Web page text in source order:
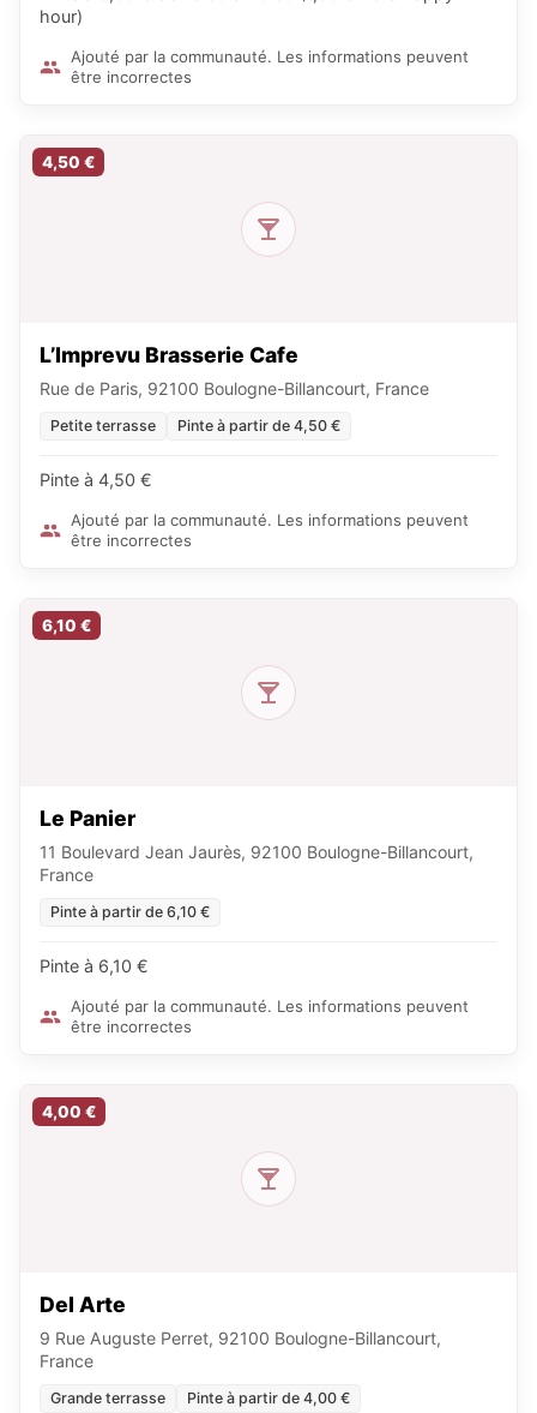
hour)
Ajouté par la communauté. Les informations peuvent
être incorrectes
4,50 €
L’Imprevu Brasserie Cafe
Rue de Paris, 92100 Boulogne-Billancourt, France
Petite terrasse Pinte à partir de 4,50 €
Pinte à 4,50 €
Ajouté par la communauté. Les informations peuvent
être incorrectes
6,10 €
Le Panier
11 Boulevard Jean Jaurès, 92100 Boulogne-Billancourt,
France
Pinte à partir de 6,10 €
Pinte à 6,10 €
Ajouté par la communauté. Les informations peuvent
être incorrectes
4,00 €
Del Arte
9 Rue Auguste Perret, 92100 Boulogne-Billancourt,
France
Grande terrasse Pinte à partir de 4,00 €